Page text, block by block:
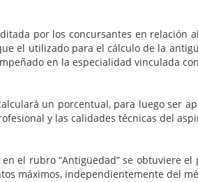
concursantes en relación al
el utilizado para el cálculo de la
en la especialidad vinculada
porcentual, para luego ser
y las calidades técnicas del
“Antigüedad” se obtuviere el
máximos, independientemente del